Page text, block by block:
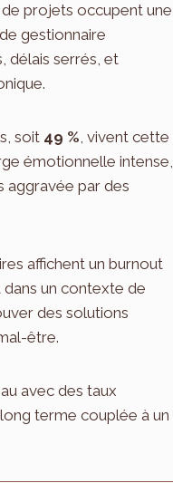
de projets occupent une
gestionnaire
délais serrés, et
soit 49 %, vivent cette
émotionnelle intense,
aggravée par des
affichent un burnout
dans un contexte de
des solutions
être.
avec des taux
terme couplée à un